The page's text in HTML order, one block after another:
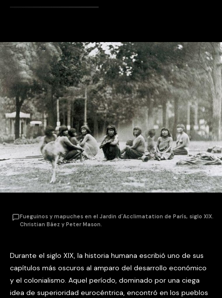
Fueguinos y mapuches en el Jardin d´Acclimatation de París, siglo XIX.
Christian Báez y Peter Mason.
Durante el siglo XIX, la historia humana escribió uno de sus
capítulos más oscuros al amparo del desarrollo económico
y el colonialismo. Aquel período, dominado por una ciega
idea de superioridad eurocéntrica, encontró en los pueblos